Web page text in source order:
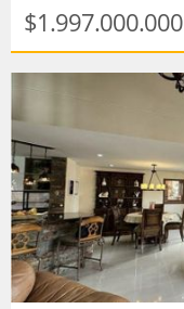
$1.997.000.000